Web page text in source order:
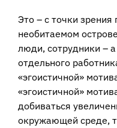
Это – с точки
необитаемом
люди, сотрудники – а
отдельного
«эгоистичной»
«эгоистичной»
добиваться
окружающей среде,